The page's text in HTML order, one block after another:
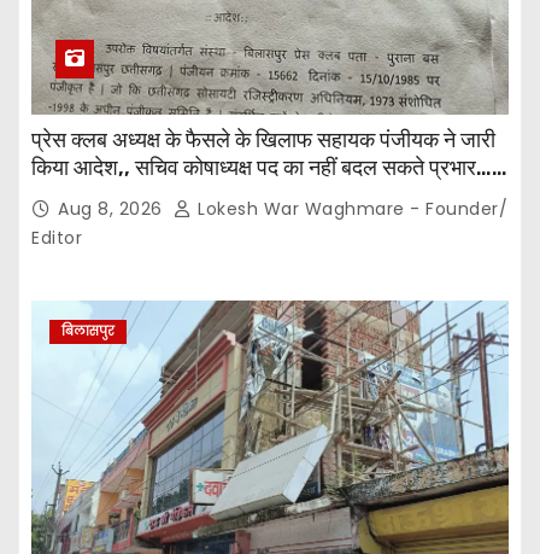
प्रेस क्लब अध्यक्ष के फैसले के खिलाफ सहायक पंजीयक ने जारी
किया आदेश,, सचिव कोषाध्यक्ष पद का नहीं बदल सकते प्रभार…
पदाधिकारियों के बीच विवाद अब प्रशासनिक जांच और नियमों की
कसौटी तक पहुंचा…
Aug 8, 2026
Lokesh War Waghmare - Founder/
Editor
बिलासपुर